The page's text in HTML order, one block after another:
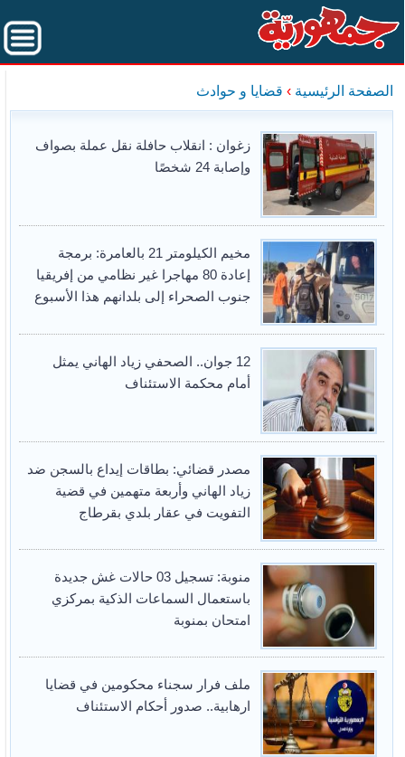
الصفحة الرئيسية › قضايا و حوادث
زغوان : انقلاب حافلة نقل عملة بصواف
وإصابة 24 شخصًا
مخيم الكيلومتر 21 بالعامرة: برمجة
إعادة 80 مهاجرا غير نظامي من إفريقيا
جنوب الصحراء إلى بلدانهم هذا الأسبوع
12 جوان.. الصحفي زياد الهاني يمثل
أمام محكمة الاستئناف
مصدر قضائي: بطاقات إيداع بالسجن ضد
زياد الهاني وأربعة متهمين في قضية
التفويت في عقار بلدي بقرطاج
منوبة: تسجيل 03 حالات غش جديدة
باستعمال السماعات الذكية بمركزي
امتحان بمنوبة
ملف فرار سجناء محكومين في قضايا
ارهابية.. صدور أحكام الاستئناف